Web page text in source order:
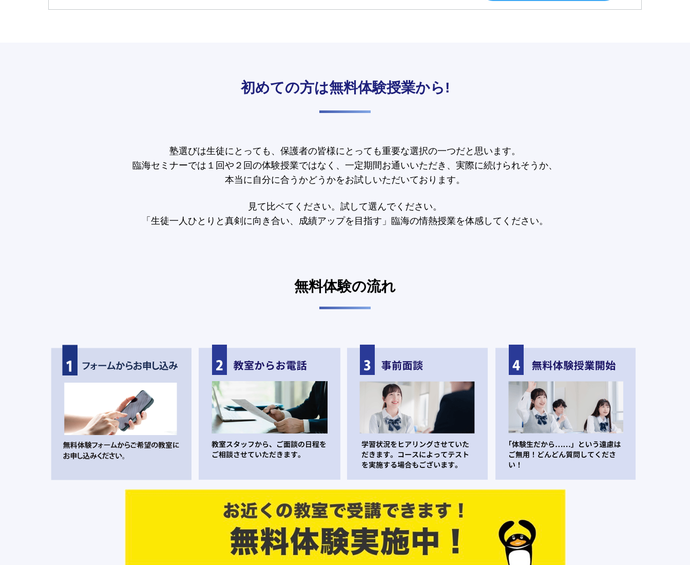
初めての方は無料体験授業から!
塾選びは生徒にとっても、保護者の皆様にとっても重要な選択の一つだと思います。
臨海セミナーでは１回や２回の体験授業ではなく、一定期間お通いいただき、実際に続けられそうか、
本当に自分に合うかどうかをお試しいただいております。
見て比ベてください。試して選んでください。
「生徒一人ひとりと真剣に向き合い、成績アップを目指す」臨海の情熱授業を体感してください。
無料体験の流れ